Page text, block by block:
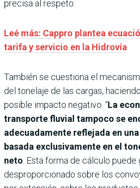
precisa al respeto.
Leé más: Cappro plantea
tarifa y servicio en la Hidrovía
También se cuestiona el
del tonelaje de las cargas,
posible impacto negativo. “La
transporte fluvial tampoco se
adecuadamente reflejada en
basada exclusivamente en el
neto . Esta forma de cálculo
desproporcionado sobre los